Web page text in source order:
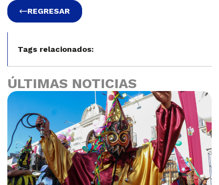
REGRESAR
Tags relacionados:
ÚLTIMAS NOTICIAS